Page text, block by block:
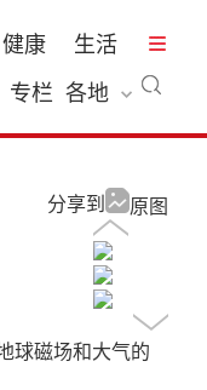
健康
生活
专栏 各地
原图
分享到
球磁场和大气的